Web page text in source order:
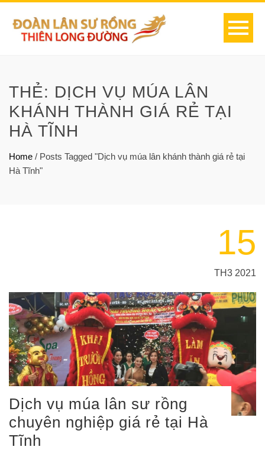
THẺ: DỊCH VỤ MÚA LÂN
KHÁNH THÀNH GIÁ RẺ TẠI
HÀ TĨNH
Home / Posts Tagged "Dịch vụ múa lân khánh thành giá rẻ tại
Hà Tĩnh"
15
TH3 2021
Dịch vụ múa lân sư rồng
chuyên nghiệp giá rẻ tại Hà
Tĩnh